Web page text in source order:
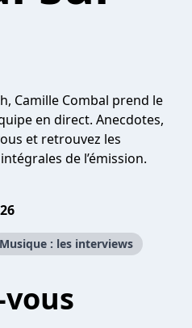
Camille Combal prend le
en direct. Anecdotes,
et retrouvez les
de l’émission.
Musique : les interviews